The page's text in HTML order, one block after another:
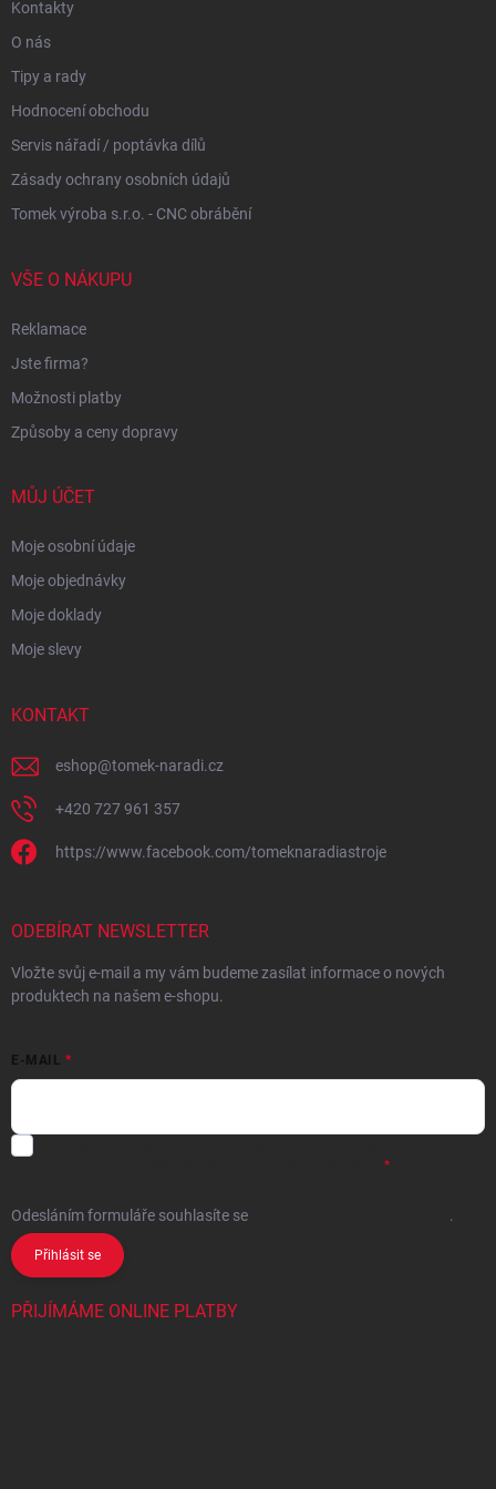
Kontakty
O nás
Tipy a rady
Hodnocení obchodu
Servis nářadí / poptávka dílů
Zásady ochrany osobních údajů
Tomek výroba s.r.o. - CNC obrábění
VŠE O NÁKUPU
Reklamace
Jste firma?
Možnosti platby
Způsoby a ceny dopravy
MŮJ ÚČET
Moje osobní údaje
Moje objednávky
Moje doklady
Moje slevy
KONTAKT
eshop@tomek-naradi.cz
+420 727 961 357
https://www.facebook.com/tomeknaradiastroje
ODEBÍRAT NEWSLETTER
Vložte svůj e-mail a my vám budeme zasílat informace o nových
produktech na našem e-shopu.
E-MAIL
Odesláním formuláře souhlasíte se .
Přihlásit se
PŘIJÍMÁME ONLINE PLATBY